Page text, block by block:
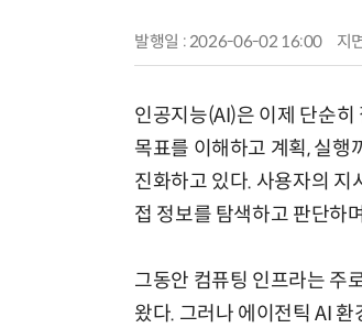
발행일 : 2026-06-02 16:00 지
인공지능(AI)은 이제 단순히
목표를 이해하고 계획, 실
진화하고 있다. 사용자의 지
접 정보를 탐색하고 판단하
그동안 컴퓨팅 인프라는 주
왔다. 그러나 에이전틱 AI 환